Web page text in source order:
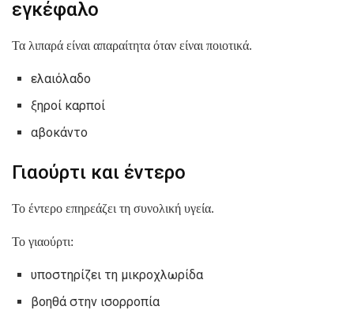
εγκέφαλο
Τα λιπαρά είναι απαραίτητα όταν είναι ποιοτικά.
ελαιόλαδο
ξηροί καρποί
αβοκάντο
Γιαούρτι και έντερο
Το έντερο επηρεάζει τη συνολική υγεία.
Το γιαούρτι:
υποστηρίζει τη μικροχλωρίδα
βοηθά στην ισορροπία